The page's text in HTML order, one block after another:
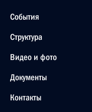
События
Структура
Видео и фото
Документы
Контакты